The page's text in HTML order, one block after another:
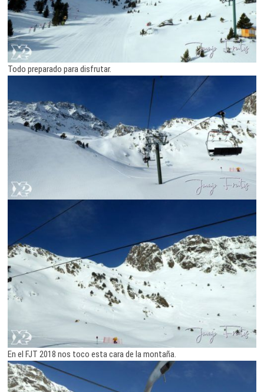
Todo preparado para disfrutar.
En el FJT 2018 nos toco esta cara de la montaña.